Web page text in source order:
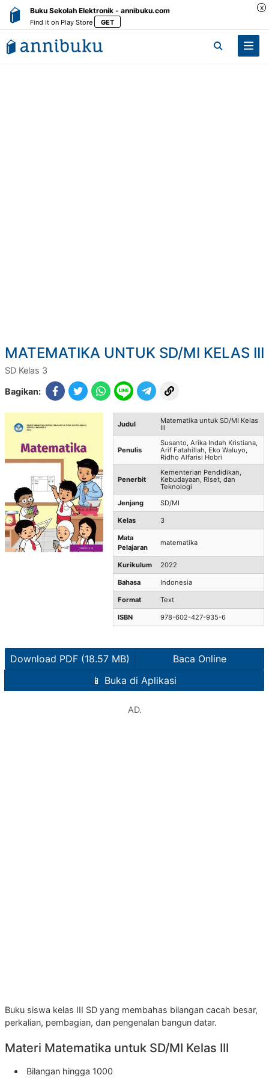
Buku Sekolah Elektronik - annibuku.com
Find it on Play Store GET
X
MATEMATIKA UNTUK SD/MI KELAS III
SD Kelas 3
Bagikan:
Judul
Matematika untuk SD/MI Kelas
III
Penulis
Susanto, Arika Indah Kristiana,
Arif Fatahillah, Eko Waluyo,
Ridho Alfarisi Hobri
Penerbit
Kementerian Pendidikan,
Kebudayaan, Riset, dan
Teknologi
Jenjang
SD/MI
Kelas 3
Mata
Pelajaran
matematika
Kurikulum 2022
Bahasa Indonesia
Format Text
ISBN 978-602-427-935-6
Download PDF (18.57 MB)
Baca Online
📱 Buka di Aplikasi
AD.
Buku siswa kelas III SD yang membahas bilangan cacah besar,
perkalian, pembagian, dan pengenalan bangun datar.
Materi Matematika untuk SD/MI Kelas III
Bilangan hingga 1000